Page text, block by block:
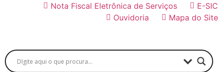
Nota Fiscal Eletrônica de Serviços
E-SIC
Ouvidoria
Mapa do Site